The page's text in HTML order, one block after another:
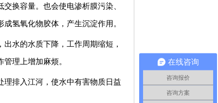
换容量。也会使电渗析膜污染、
氢氧化物胶体，产生沉淀作用。
水的水质下降，工作周期缩短，
理上增加麻烦。
排入江河，使水中有害物质日益
在线咨询
咨询报价
咨询方案